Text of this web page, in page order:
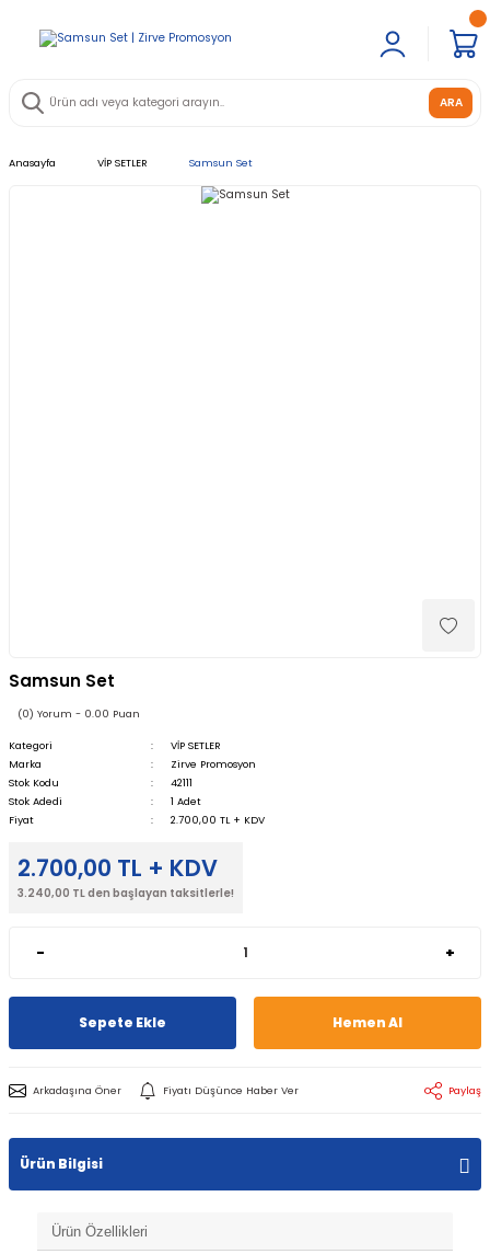
ARA
Anasayfa VİP SETLER Samsun Set
Samsun Set
(0) Yorum - 0.00 Puan
Kategori
VİP SETLER
Marka
Zirve Promosyon
Stok Kodu
42111
Stok Adedi
1 Adet
Fiyat
2.700,00 TL + KDV
2.700,00 TL + KDV
3.240,00 TL den başlayan taksitlerle!
- +
Sepete Ekle Hemen Al
Arkadaşına Öner Fiyatı Düşünce Haber Ver Paylaş
Ürün Bilgisi
Ürün Özellikleri